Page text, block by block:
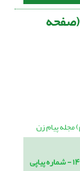
دوره 34، مجله پیام زن آذر ماه مسلسل ۳۸۱سال ۱۴۰۴ - شماره پیاپی